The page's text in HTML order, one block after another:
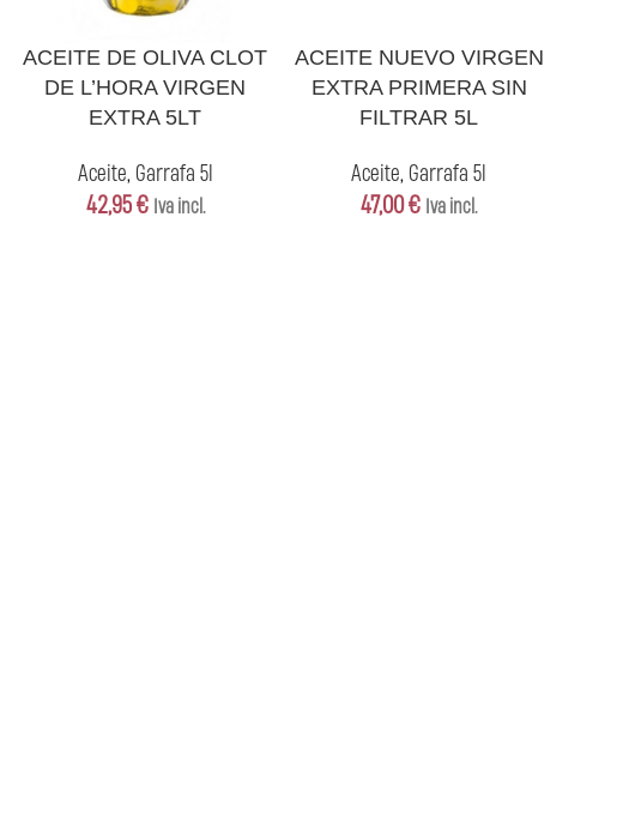
LEER MÁS
ACEITE DE OLIVA CLOT
DE L’HORA VIRGEN
EXTRA 5LT
Aceite Garrafa 5l
42,95€ Iva incl.
LEER MÁS
ACEITE NUEVO VIRGEN
EXTRA PRIMERA SIN
FILTRAR 5L
Aceite ,Garrafa 5l
47,00€ Iva incl.